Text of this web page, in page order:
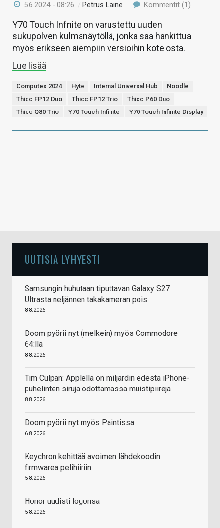
5.6.2024 - 08:26 /Petrus Laine Kommentit (1)
Y70 Touch Infnite on varustettu uuden
sukupolven kulmanäytöllä, jonka saa hankittua
myös erikseen aiempiin versioihin kotelosta.
Lue lisää
Computex 2024 Hyte Internal Universal Hub
Noodle
Thicc FP12 Duo
Thicc FP12 Trio
Thicc P60 Duo
Thicc Q80 Trio
Y70 Touch Infinite Y70 Touch Infinite Display
UUTISIA LYHYESTI
Samsungin huhutaan tiputtavan Galaxy S27
Ultrasta neljännen takakameran pois
8.8.2026
Doom pyörii nyt (melkein) myös Commodore
64:llä
8.8.2026
Tim Culpan: Applella on miljardin edestä iPhone-
puhelinten siruja odottamassa muistipiirejä
8.8.2026
Doom pyörii nyt myös Paintissa
6.8.2026
Keychron kehittää avoimen lähdekoodin
firmwarea pelihiiriin
5.8.2026
Honor uudisti logonsa
5.8.2026